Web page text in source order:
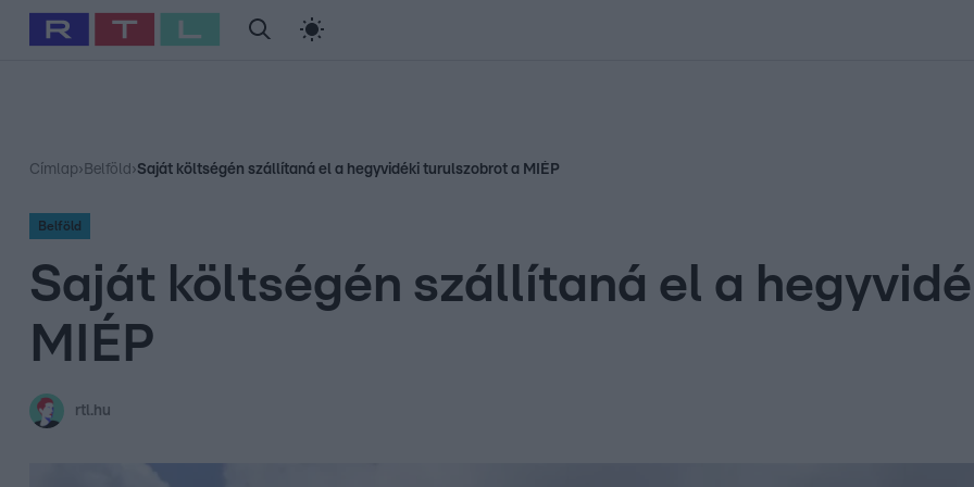
Babits Marcella Szellő István Most Wanted
Címlap› Belföld ›Saját költségén szállítaná el a hegyvidéki turulszobrot a MIÉP
Belföld
Saját költségén szállítaná el a
MIÉP
rtl.hu